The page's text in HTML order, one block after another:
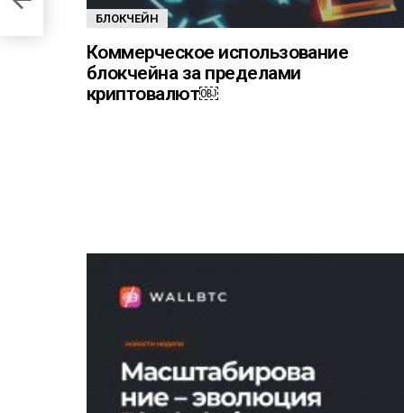
БЛОКЧЕЙН
Коммерческое использование
блокчейна за пределами
криптовалют￼